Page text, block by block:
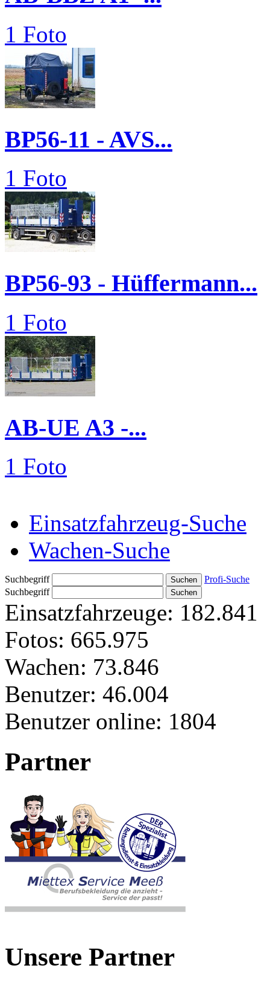
1 Foto
BP56-11 - AVS...
1 Foto
BP56-93 - Hüffermann...
1 Foto
AB-UE A3 -...
1 Foto
Einsatzfahrzeug-Suche
Wachen-Suche
Suchbegriff
Profi-Suche
Suchbegriff
Einsatzfahrzeuge: 182.841
Fotos: 665.975
Wachen: 73.846
Benutzer: 46.004
Benutzer online: 1804
Partner
Unsere Partner